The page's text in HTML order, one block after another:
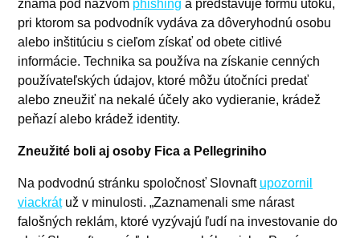
známa pod názvom phishing a predstavuje formu útoku,
pri ktorom sa podvodník vydáva za dôveryhodnú osobu
alebo inštitúciu s cieľom získať od obete citlivé
informácie. Technika sa používa na získanie cenných
používateľských údajov, ktoré môžu útočníci predať
alebo zneužiť na nekalé účely ako vydieranie, krádež
peňazí alebo krádež identity.
Zneužité boli aj osoby Fica a Pellegriniho
Na podvodnú stránku spoločnosť Slovnaft upozornil
viackrátuž v minulosti. „Zaznamenali sme nárast
falošných reklám, ktoré vyzývajú ľudí na investovanie do